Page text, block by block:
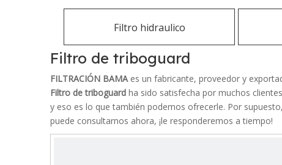
Filtro hidraulico
Filtro de triboguard
FILTRACIÓN BAMAes un fabricante, proveedor y
Filtro de triboguard ha sido satisfecha por muchos
y eso es lo que también podemos ofrecerle. Por
puede consultarnos ahora, ¡le responderemos a tiempo!